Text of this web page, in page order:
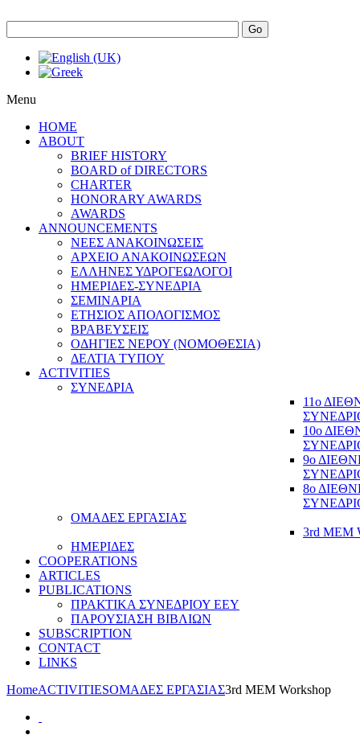
Go
Menu
HOME
ABOUT
BRIEF HISTORY
BOARD of DIRECTORS
CHARTER
HONORARY AWARDS
AWARDS
ANNOUNCEMENTS
ΝΕΕΣ ΑΝΑΚΟΙΝΩΣΕΙΣ
ΑΡΧΕΙΟ ΑΝΑΚΟΙΝΩΣΕΩΝ
ΕΛΛΗΝΕΣ ΥΔΡΟΓΕΩΛΟΓΟΙ
ΗΜΕΡΙΔΕΣ-ΣΥΝΕΔΡΙΑ
ΣΕΜΙΝΑΡΙΑ
ΕΤΗΣΙΟΣ ΑΠΟΛΟΓΙΣΜΟΣ
ΒΡΑΒΕΥΣΕΙΣ
ΟΔΗΓΙΕΣ ΝΕΡΟΥ (ΝΟΜΟΘΕΣΙΑ)
ΔΕΛΤΙΑ ΤΥΠΟΥ
ACTIVITIES
ΣΥΝΕΔΡΙΑ
11ο
10ο
9ο
8ο
ΟΜΑΔΕΣ ΕΡΓΑΣΙΑΣ
3rd MEM
ΗΜΕΡΙΔΕΣ
COOPERATIONS
ARTICLES
PUBLICATIONS
ΠΡΑΚΤΙΚΑ ΣΥΝΕΔΡΙΟΥ ΕΕΥ
ΠΑΡΟΥΣΙΑΣΗ ΒΙΒΛΙΩΝ
SUBSCRIPTION
CONTACT
LINKS
HomeACTIVITIESΟΜΑΔΕΣ ΕΡΓΑΣΙΑΣ3rd MEM Workshop